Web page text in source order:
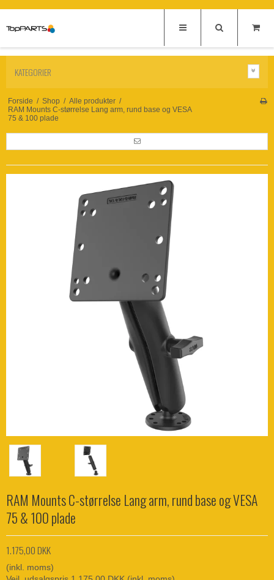
KATEGORIER
Forside / Shop / Alle produkter /
RAM Mounts C-størrelse Lang arm, rund base og VESA
75 & 100 plade
RAM Mounts C-størrelse Lang arm, rund base og VESA
75 & 100 plade
1.175,00 DKK
(inkl. moms)